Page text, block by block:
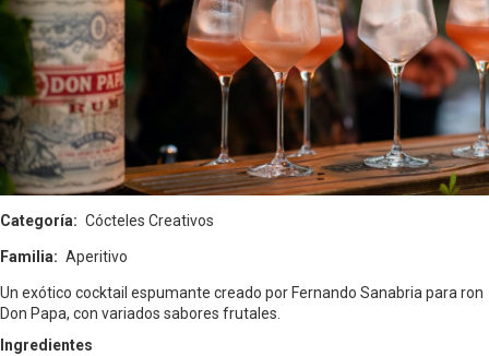
Categoría Cócteles Creativos
Familia Aperitivo
Un exótico cocktail espumante creado por Fernando Sanabria para ron
Don Papa, con variados sabores frutales.
Ingredientes